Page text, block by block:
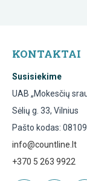
KONTAKTAI
Susisiekime
UAB „Mokesčių
Sėlių g. 33, Vilnius
Pašto kodas: 08109
info@countline.lt
+370 5 263 9922